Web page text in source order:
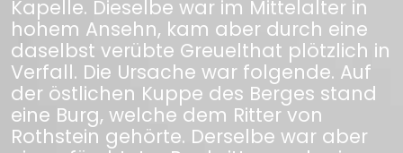
Kapelle. Dieselbe war im Mittelalter in
hohem Ansehn, kam aber durch eine
daselbst verübte Greuelthat plötzlich in
Verfall. Die Ursache war folgende. Auf
der östlichen Kuppe des Berges stand
eine Burg, welche dem Ritter von
Rothstein gehörte. Derselbe war aber